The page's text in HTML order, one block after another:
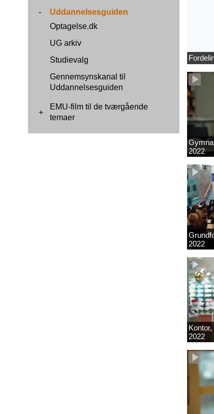
-
Uddannelsesguiden
Optagelse.dk
UG arkiv
Studievalg
Gennemsynskanal til
Uddannelsesguiden
+
EMU-film til de tværgående
temaer
2022
2022
2022